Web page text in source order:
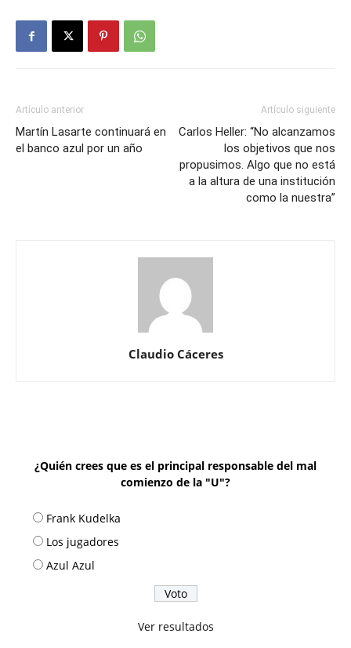
Artículo anterior
Martín Lasarte continuará en
el banco azul por un año
Artículo siguiente
Carlos Heller: “No alcanzamos
los objetivos que nos
propusimos. Algo que no está
a la altura de una institución
como la nuestra”
Claudio Cáceres
¿Quién crees que es el principal responsable del mal
comienzo de la "U"?
Frank Kudelka
Los jugadores
Azul Azul
Ver resultados